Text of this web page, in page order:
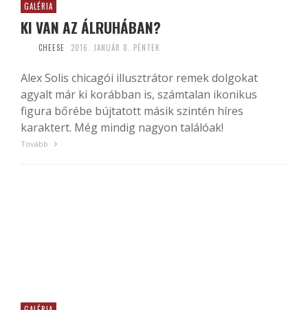
GALÉRIA
KI VAN AZ ÁLRUHÁBAN?
CHEESE 2016. JANUÁR 8. PÉNTEK
Alex Solis chicagói illusztrátor remek dolgokat
agyalt már ki korábban is, számtalan ikonikus
figura bőrébe bújtatott másik szintén híres
karaktert. Még mindig nagyon találóak!
Tovább